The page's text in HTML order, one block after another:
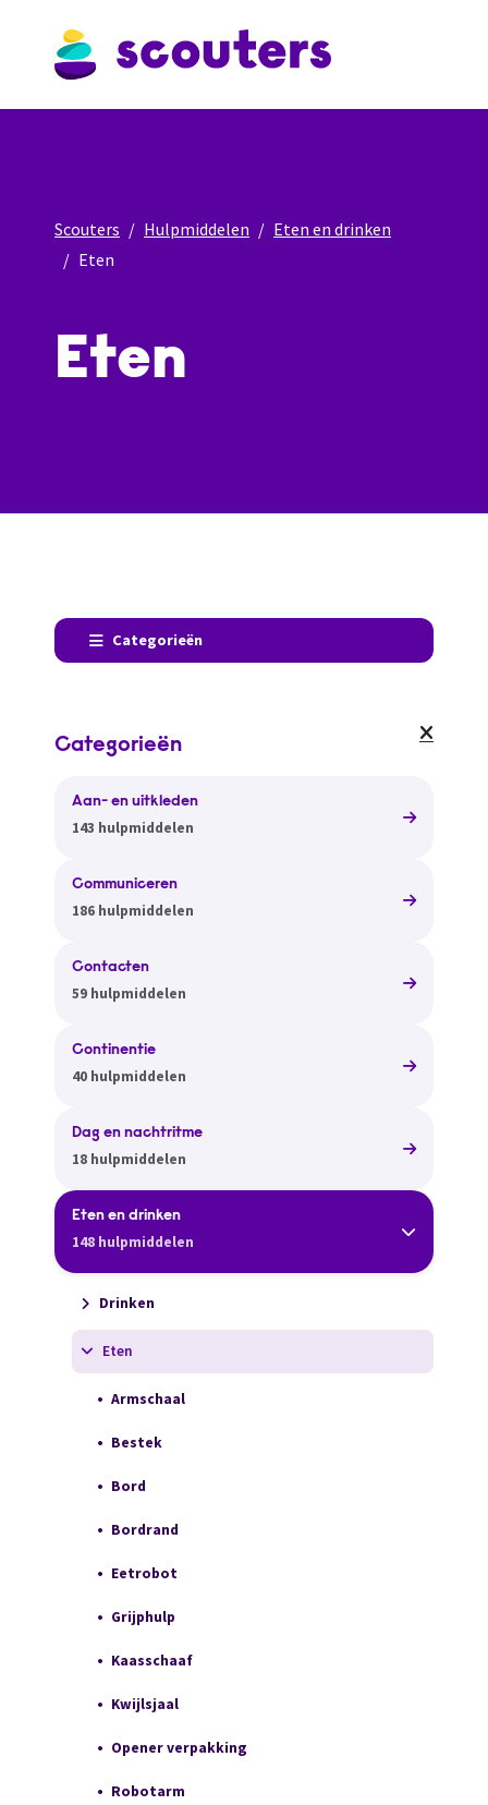
Scouters Hulpmiddelen
Eten en drinken
Eten
Eten
Categorieën
Categorieën
Aan- en uitkleden
143 hulpmiddelen
Communiceren
186 hulpmiddelen
Contacten
59 hulpmiddelen
Continentie
40 hulpmiddelen
Dag en nachtritme
18 hulpmiddelen
Eten en drinken
148 hulpmiddelen
Drinken
Eten
Armschaal
Bestek
Bord
Bordrand
Eetrobot
Grijphulp
Kaasschaaf
Kwijlsjaal
Opener verpakking
Robotarm